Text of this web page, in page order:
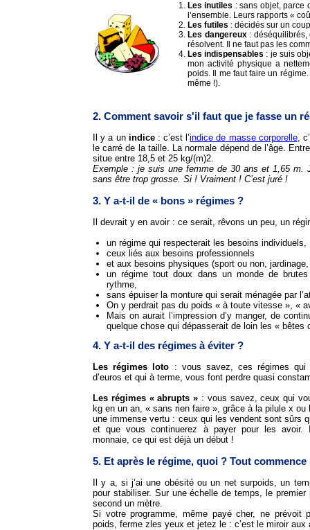
Les inutiles : sans objet, parce
l’ensemble. Leurs rapports «
Les futiles : décidés sur un
Les dangereux : déséquilibrés,
résolvent. Il ne faut pas les
Les indispensables : je suis
mon activité physique a
poids. Il me faut faire un
même !).
2. Comment savoir s'il faut que je fasse un
Il y a un indice : c’est l’indice de masse corporelle,
le carré de la taille. La normale dépend de l’âge.
situe entre 18,5 et 25 kg/(m)2.
Exemple : je suis une femme de 30 ans et 1,65 m.
sans être trop grosse. Si ! Vraiment ! C’est juré !
3. Y a-t-il de « bons » régimes ?
Il devrait y en avoir : ce serait, rêvons un peu, un
un régime qui respecterait les besoins individuels,
ceux liés aux besoins professionnels
et aux besoins physiques (sport ou non,
un régime tout doux dans un monde de
rythme,
sans épuiser la monture qui serait ménagée par
On y perdrait pas du poids « à toute vitesse », «
Mais on aurait l’impression d’y manger, de
quelque chose qui dépasserait de loin les « bêtes
4. Y a-t-il des régimes à éviter ?
Les régimes loto : vous savez, ces régimes qui
d’euros et qui à terme, vous font perdre quasi
Les régimes « abrupts » : vous savez, ceux qui
kg en un an, « sans rien faire », grâce à la pilule x
une immense vertu : ceux qui les vendent sont sûrs
et que vous continuerez à payer pour les avoir.
monnaie, ce qui est déjà un début !
5. Et après le régime, quoi ? Tout commence
Il y a, si j’ai une obésité ou un net surpoids, un
pour stabiliser. Sur une échelle de temps, le
second un mètre.
Si votre programme, même payé cher, ne prévoit
poids, ferme zles yeux et jetez le : c’est le miroir aux